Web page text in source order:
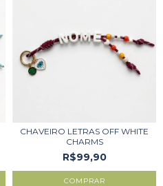
CHAVEIRO LETRAS OFF WHITE
CHARMS
R$99,90
COMPRAR